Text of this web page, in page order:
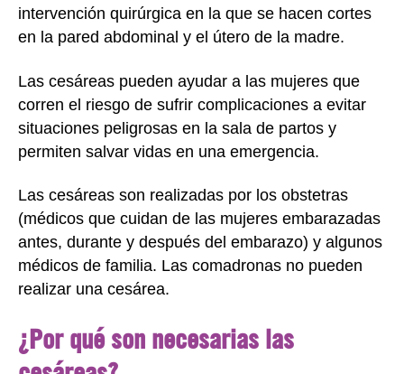
intervención quirúrgica en la que se hacen cortes
en la pared abdominal y el útero de la madre.
Las cesáreas pueden ayudar a las mujeres que
corren el riesgo de sufrir complicaciones a evitar
situaciones peligrosas en la sala de partos y
permiten salvar vidas en una emergencia.
Las cesáreas son realizadas por los obstetras
(médicos que cuidan de las mujeres embarazadas
antes, durante y después del embarazo) y algunos
médicos de familia. Las comadronas no pueden
realizar una cesárea.
¿Por qué son necesarias las